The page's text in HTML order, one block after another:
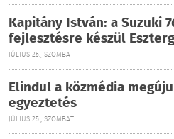
Kapitány István: a Suzuki
fejlesztésre készül
JÚLIUS 25., SZOMBAT
Elindul a közmédia
egyeztetés
JÚLIUS 25., SZOMBAT